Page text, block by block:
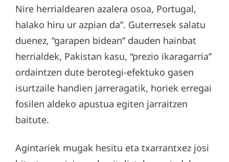
Nire herrialdearen azalera osoa, Portugal,
halako hiru ur azpian da”. Guterresek salatu
duenez, “garapen bidean” dauden hainbat
herrialdek, Pakistan kasu, “prezio ikaragarria”
ordaintzen dute berotegi-efektuko gasen
isurtzaile handien jarreragatik, horiek erregai
fosilen aldeko apustua egiten jarraitzen
baitute.
Agintariek mugak hesitu eta txarrantxez josi